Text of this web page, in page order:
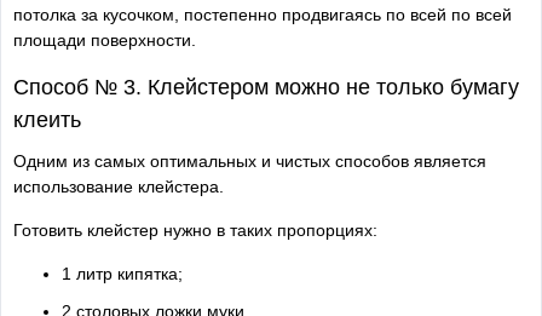
потолка за кусочком, постепенно продвигаясь по всей по всей
площади поверхности.
Способ № 3. Клейстером можно не только бумагу
клеить
Одним из самых оптимальных и чистых способов является
использование клейстера.
Готовить клейстер нужно в таких пропорциях:
1 литр кипятка;
2 столовых ложки муки.